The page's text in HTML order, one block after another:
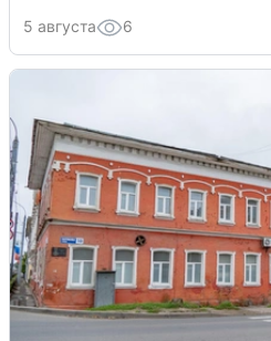
5 августа 6